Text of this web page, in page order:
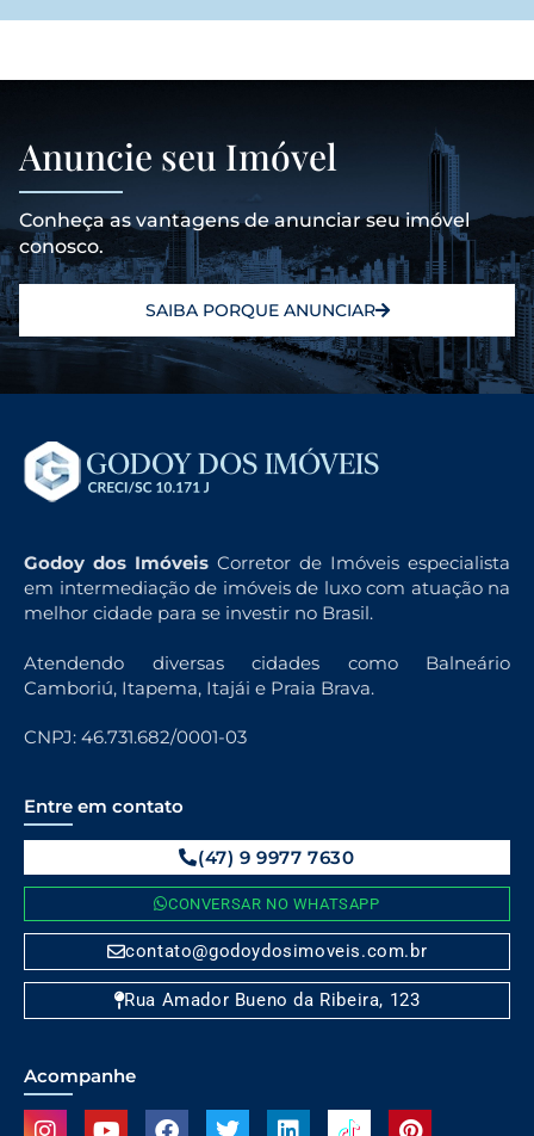
Anuncie seu Imóvel
Conheça as vantagens de anunciar seu imóvel
conosco.
SAIBA PORQUE ANUNCIAR
Godoy dos Imóveis Corretor de Imóveis especialista
em intermediação de imóveis de luxo com atuação na
melhor cidade para se investir no Brasil.
Atendendo diversas cidades como Balneário
Camboriú, Itapema, Itajái e Praia Brava.
CNPJ: 46.731.682/0001-03
Entre em contato
(47) 9 9977 7630
CONVERSAR NO WHATSAPP
contato@godoydosimoveis.com.br
Rua Amador Bueno da Ribeira, 123
Acompanhe